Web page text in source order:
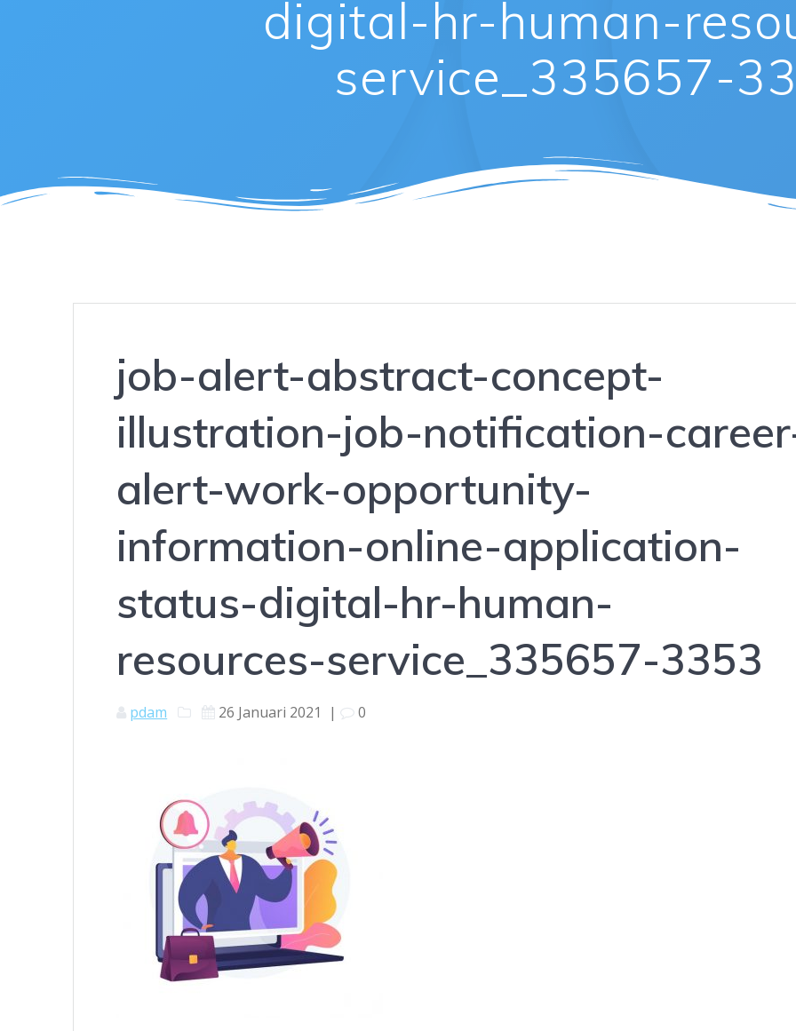
digital-hr-human-
service_335657-
job-alert-abstract-concept-
illustration-job-notification-
alert-work-opportunity-
information-online-application-
status-digital-hr-human-
resources-service_335657-3353
pdam 26 Januari 2021 | 0